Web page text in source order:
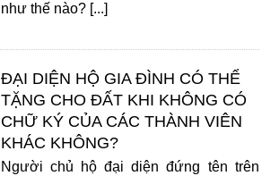
như thế nào? [...]
ĐẠI DIỆN HỘ GIA ĐÌNH CÓ THỂ
TẶNG CHO ĐẤT KHI KHÔNG CÓ
CHỮ KÝ CỦA CÁC THÀNH VIÊN
KHÁC KHÔNG?
Người chủ hộ đại diện đứng tên trên